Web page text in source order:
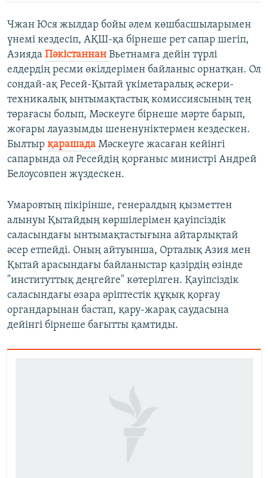
Чжан Юся жылдар бойы әлем көшбасшыларымен
үнемі кездесіп, АҚШ-қа бірнеше рет сапар шегіп,
Азияда Пәкістаннан Вьетнамға дейін түрлі
елдердің ресми өкілдерімен байланыс орнатқан. Ол
сондай-ақ Ресей-Қытай үкіметаралық әскери-
техникалық ынтымақтастық комиссиясының тең
төрағасы болып, Мәскеуге бірнеше мәрте барып,
жоғары лауазымды шененуніктермен кездескен.
Былтыр қарашада Мәскеуге жасаған кейінгі
сапарында ол Ресейдің қорғаныс министрі Андрей
Белоусовпен жүздескен.
Умаровтың пікірінше, генералдың қызметтен
алынуы Қытайдың көршілерімен қауіпсіздік
саласындағы ынтымақтастығына айтарлықтай
әсер етпейді. Оның айтуынша, Орталық Азия мен
Қытай арасындағы байланыстар қазірдің өзінде
"институттық деңгейге" көтерілген. Қауіпсіздік
саласындағы өзара әріптестік құқық қорғау
органдарынан бастап, қару-жарақ саудасына
дейінгі бірнеше бағытты қамтиды.